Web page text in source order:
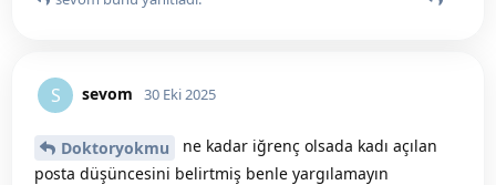
S sevom 30 Eki 2025
Doktoryokmu
ne kadar iğrenç olsada kadı açılan
posta düşüncesini belirtmiş benle yargılamayın